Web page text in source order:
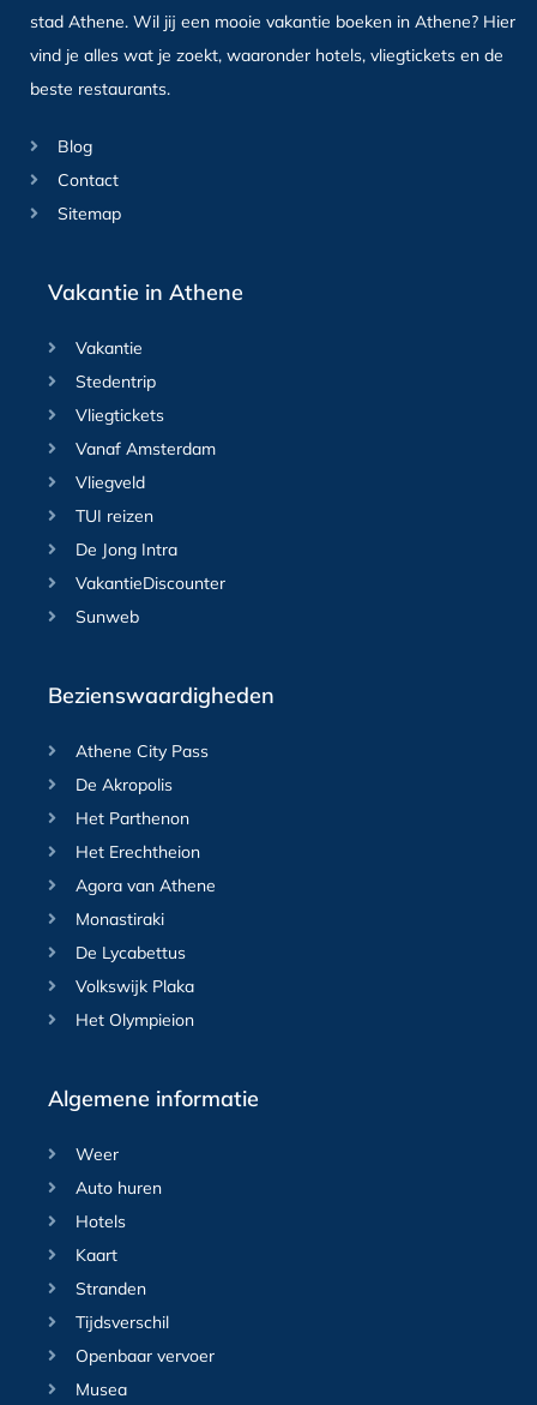
stad Athene. Wil jij een mooie vakantie boeken in Athene? Hier
vind je alles wat je zoekt, waaronder hotels, vliegtickets en de
beste restaurants.
Blog
Contact
Sitemap
Vakantie in Athene
Vakantie
Stedentrip
Vliegtickets
Vanaf Amsterdam
Vliegveld
TUI reizen
De Jong Intra
VakantieDiscounter
Sunweb
Bezienswaardigheden
Athene City Pass
De Akropolis
Het Parthenon
Het Erechtheion
Agora van Athene
Monastiraki
De Lycabettus
Volkswijk Plaka
Het Olympieion
Algemene informatie
Weer
Auto huren
Hotels
Kaart
Stranden
Tijdsverschil
Openbaar vervoer
Musea